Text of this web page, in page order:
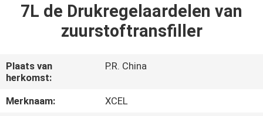
HUIS
ONGEVEER
ONS
7L de Drukregelaardelen van
zuurstoftransfiller
Plaats van
herkomst:
P.R. China
Merknaam:
XCEL